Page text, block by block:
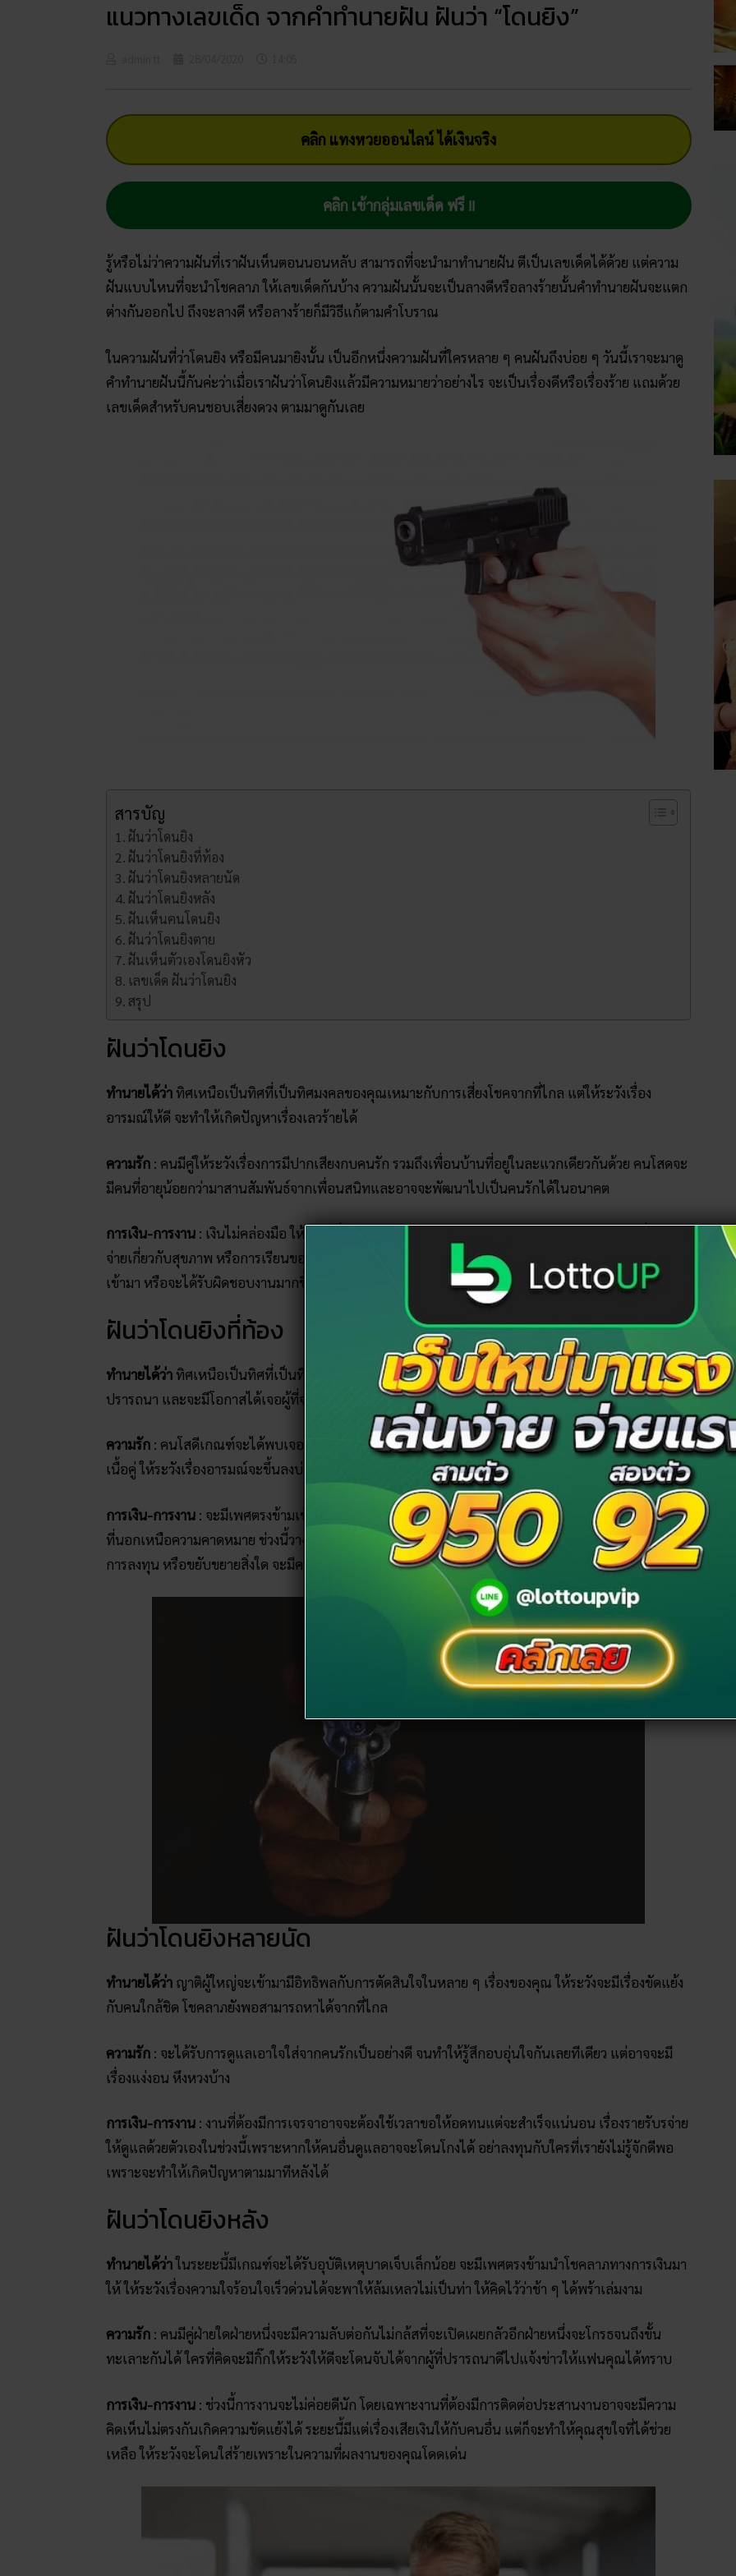
แนวทางเลขเด็ด จากคำทำนายฝัน ฝันว่า “โดนยิง”
คลิก แทงหวยออนไลน์ ได้เงินจริง
คลิก เข้ากลุ่มเลขเด็ด ฟรี !!
รู้หรือไม่ว่าความฝันที่เราฝันเห็นตอนนอนหลับ สามารถที่จะนำมาทำนายฝัน ตีเป็นเลขเด็ดได้ด้วย แต่ความ
ฝันแบบไหนที่จะนำโชคลาภ ให้เลขเด็ดกันบ้าง ความฝันนั้นจะเป็นลางดีหรือลางร้ายนั้นคำทำนายฝันจะแตก
ต่างกันออกไป ถึงจะลางดี หรือลางร้ายก็มีวิธีแก้ตามคำโบราณ
ในความฝันที่ว่าโดนยิง หรือมีคนมายิงนั้น เป็นอีกหนึ่งความฝันที่ใครหลาย ๆ คนฝันถึงบ่อย ๆ วันนี้เราจะมาดู
คำทำนายฝันนี้กันค่ะว่าเมื่อเราฝันว่าโดนยิงแล้วมีความหมายว่าอย่างไร จะเป็นเรื่องดีหรือเรื่องร้าย แถมด้วย
เลขเด็ดสำหรับคนชอบเสี่ยงดวง ตามมาดูกันเลย
สารบัญ
ฝันว่าโดนยิง
ฝันว่าโดนยิงที่ท้อง
ฝันว่าโดนยิงหลายนัด
ฝันว่าโดนยิงหลัง
ฝันเห็นคนโดนยิง
ฝันว่าโดนยิงตาย
ฝันเห็นตัวเองโดนยิงหัว
เลขเด็ด ฝันว่าโดนยิง
สรุป
ฝันว่าโดนยิง
ทำนายได้ว่า ทิศเหนือเป็นทิศที่เป็นทิศมงคลของคุณเหมาะกับการเสี่ยงโชคจากที่ไกล แต่ให้ระวังเรื่อง
อารมณ์ให้ดี จะทำให้เกิดปัญหาเรื่องเลวร้ายได้
ความรัก : คนมีคู่ให้ระวังเรื่องการมีปากเสียงกบคนรัก รวมถึงเพื่อนบ้านที่อยู่ในละแวกเดียวกันด้วย คนโสดจะ
มีคนที่อายุน้อยกว่ามาสานสัมพันธ์จากเพื่อนสนิทและอาจจะพัฒนาไปเป็นคนรักได้ในอนาคต
การเงิน-การงาน : เงินไม่คล่องมือ ให้ระวังเรื่องการใช้จ่ายเกินตัวจะส่งลให้เดือดร้อนได้ในอนาคต มีเรื่องให้
จ่ายเกี่ยวกับสุขภาพ หรือการเรียนของลูกหลาน หรือการซ่อมแซมที่อยู่อาศัย การงานจะมีงานพิเศษแทรก
เข้ามา หรือจะได้รับผิดชอบงานมากขึ้นแต่ก็จะสำเร็จลุล่วงไปได้ด้วยดี
ฝันว่าโดนยิงที่ท้อง
ทำนายได้ว่า ทิศเหนือเป็นทิศที่เป็นทิศมงคลของคุณเหมาะกับการเสี่ยงโชค สิ่งที่หวังเอาไว้จะได้สมดัง
ปรารถนา และจะมีโอกาสได้เจอผู้ที่จะช่วยเหลือแบบไม่คาดคิด
ความรัก : คนโสดีเกณฑ์จะได้พบเจอมิตรต่างเพศได้เริ่มต้นใหม่ซึ่งคุณอาจจะเจอคนที่ถูกใจแล้วแต่ก็ยังไม่ใช่
เนื้อคู่ ให้ระวังเรื่องอารมณ์จะขึ้นลงบ่อยมากควบคุมอารมณ์ไม่ค่อยได้
การเงิน-การงาน : จะมีเพศตรงข้ามเข้ามาช่วยอุปถัมภ์ ค้ำชูทำให้ผ่านพ้นช่วงอุปสรรค หรืออาจจะได้รับสิ่งดี ๆ
ที่นอกเหนือความคาดหมาย ช่วงนี้วางแผนการใช้เงินให้รอบคอบช่วยกันประหยัดในครอบครัว อย่าเพิ่งเพิ่ม
การลงทุน หรือขยับขยายสิ่งใด จะมีความเสี่ยงสูงได้ไม่คุ้มเสีย
ฝันว่าโดนยิงหลายนัด
ทำนายได้ว่า ญาติผู้ใหญ่จะเข้ามามีอิทธิพลกับการตัดสินใจในหลาย ๆ เรื่องของคุณ ให้ระวังจะมีเรื่องขัดแย้ง
กับคนใกล้ชิด โชคลาภยังพอสามารถหาได้จากที่ไกล
ความรัก : จะได้รับการดูแลเอาใจใส่จากคนรักเป็นอย่างดี จนทำให้รู้สึกอบอุ่นใจกันเลยทีเดียว แต่อาจจะมี
เรื่องแง่งอน หึงหวงบ้าง
การเงิน-การงาน : งานที่ต้องมีการเจรจาอาจจะต้องใช้เวลาขอให้อดทนแต่จะสำเร็จแน่นอน เรื่องรายรับรจ่าย
ให้ดูแลด้วยตัวเองในช่วงนี้เพราะหากให้คนอื่นดูแลอาจจะโดนโกงได้ อย่าลงทุนกับใครที่เรายังไม่รู้จักดีพอ
เพราะจะทำให้เกิดปัญหาตามมาทีหลังได้
ฝันว่าโดนยิงหลัง
ทำนายได้ว่าในระยะนี้มีเกณฑ์จะได้รับอุบัติเหตุบาดเจ็บเล็กน้อย จะมีเพศตรงข้ามนำโชคลาภทางการเงินมา
ให้ ให้ระวังเรื่องความใจร้อนใจเร็วด่วนได้จะพาให้ล้มเหลวไม่เป็นท่า ให้คิดไว้ว่าช้า ๆ ได้พร้าเล่มงาม
ความรัก : คนมีคู่ฝ่ายใดฝ่ายหนึ่งจะมีความลับต่อกันไม่กล้สที่จะเปิดเผยกลัวอีกฝ่ายหนึ่งจะโกรธจนถึงขั้น
ทะเลาะกันได้ ใครที่คิดจะมีกิ๊กให้ระวังให้ดีจะโดนจับได้จากผู้ที่ปรารถนาดีไปแจ้งข่าวให้แฟนคุณได้ทราบ
การเงิน-การงาน : ช่วงนี้การงานจะไม่ค่อยดีนัก โดยเฉพาะงานที่ต้องมีการติดต่อประสานงานอาจจะมีความ
คิดเห็นไม่ตรงกันเกิดความขัดแย้งได้ ระยะนี้มีแต่เรื่องเสียเงินให้กับคนอื่น แต่ก็จะทำให้คุณสุขใจที่ได้ช่วย
เหลือ ให้ระวังจะโดนใส่ร้ายเพราะในความที่ผลงานของคุณโดดเด่น